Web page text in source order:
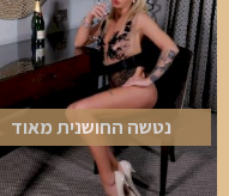
נטשה החושנית מאוד